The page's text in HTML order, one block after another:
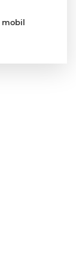
mobil